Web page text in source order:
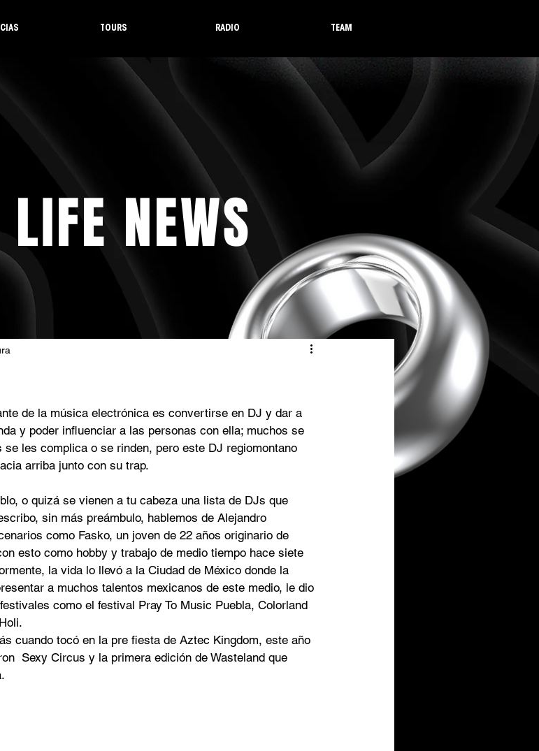
TOURS RADIO TEAM
NEWS
de la música electrónica es convertirse en DJ y dar a
y poder influenciar a las personas con ella; muchos se
les complica o se rinden, pero este DJ regiomontano
arriba junto con su trap.
o quizá se vienen a tu cabeza una lista de DJs que
sin más preámbulo, hablemos de Alejandro
como Fasko, un joven de 22 años originario de
esto como hobby y trabajo de medio tiempo hace siete
la vida lo llevó a la Ciudad de México donde la
a muchos talentos mexicanos de este medio, le dio
como el festival Pray To Music Puebla, Colorland
cuando tocó en la pre fiesta de Aztec Kingdom, este año
Sexy Circus y la primera edición de Wasteland que